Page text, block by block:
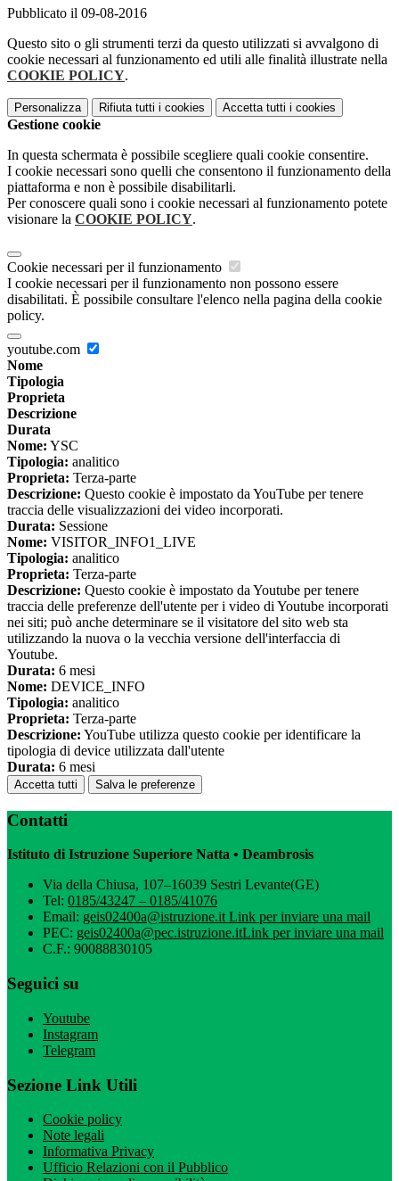
Pubblicato il 09-08-2016
Questo sito o gli strumenti terzi da questo utilizzati si avvalgono di
cookie necessari al funzionamento ed utili alle finalità illustrate nella
COOKIE POLICY.
Personalizza Rifiuta tutti i cookies Accetta tutti i cookies
Gestione cookie
In questa schermata è possibile scegliere quali cookie consentire.
I cookie necessari sono quelli che consentono il funzionamento della
piattaforma e non è possibile disabilitarli.
Per conoscere quali sono i cookie necessari al funzionamento potete
visionare la COOKIE POLICY.
Cookie necessari per il funzionamento
I cookie necessari per il funzionamento non possono essere
disabilitati. È possibile consultare l'elenco nella pagina della cookie
policy.
youtube.com
Nome
Tipologia
Proprieta
Descrizione
Durata
Nome: YSC
Tipologia: analitico
Proprieta: Terza-parte
Descrizione: Questo cookie è impostato da YouTube per tenere
traccia delle visualizzazioni dei video incorporati.
Durata: Sessione
Nome: VISITOR_INFO1_LIVE
Tipologia: analitico
Proprieta: Terza-parte
Descrizione: Questo cookie è impostato da Youtube per tenere
traccia delle preferenze dell'utente per i video di Youtube incorporati
nei siti; può anche determinare se il visitatore del sito web sta
utilizzando la nuova o la vecchia versione dell'interfaccia di
Youtube.
Durata: 6 mesi
Nome: DEVICE_INFO
Tipologia: analitico
Proprieta: Terza-parte
Descrizione: YouTube utilizza questo cookie per identificare la
tipologia di device utilizzata dall'utente
Durata: 6 mesi
Accetta tutti Salva le preferenze
Contatti
Istituto di Istruzione Superiore Natta • Deambrosis
Via della Chiusa, 107–16039 Sestri Levante(GE)
Tel: 0185/43247 – 0185/41076
Email: geis02400a@istruzione.itLink per inviare una mail
PEC: geis02400a@pec.istruzione.itLink per inviare una mail
C.F.: 90088830105
Seguici su
Youtube
Instagram
Telegram
Sezione Link Utili
Cookie policy
Note legali
Informativa Privacy
Ufficio Relazioni con il Pubblico